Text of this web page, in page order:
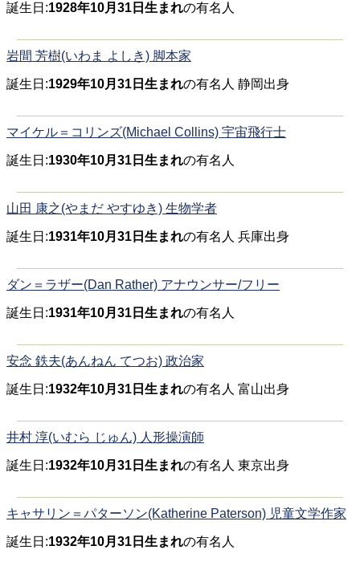
誕生日:1928年10月31日生まれの有名人
岩間 芳樹(いわま よしき) 脚本家
誕生日:1929年10月31日生まれの有名人 静岡出身
マイケル＝コリンズ(Michael Collins) 宇宙飛行士
誕生日:1930年10月31日生まれの有名人
山田 康之(やまだ やすゆき) 生物学者
誕生日:1931年10月31日生まれの有名人 兵庫出身
ダン＝ラザー(Dan Rather) アナウンサー/フリー
誕生日:1931年10月31日生まれの有名人
安念 鉄夫(あんねん てつお) 政治家
誕生日:1932年10月31日生まれの有名人 富山出身
井村 淳(いむら じゅん) 人形操演師
誕生日:1932年10月31日生まれの有名人 東京出身
キャサリン＝パターソン(Katherine Paterson) 児童文学作家
誕生日:1932年10月31日生まれの有名人